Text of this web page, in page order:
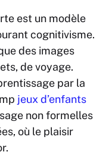
est un modèle
cognitivisme.
des images
de voyage.
par la
jeux d’enfants
non formelles
où le plaisir